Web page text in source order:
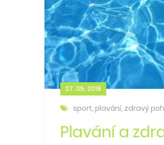
27. 05. 2018
sport, plavání, zdravý
Plavání a